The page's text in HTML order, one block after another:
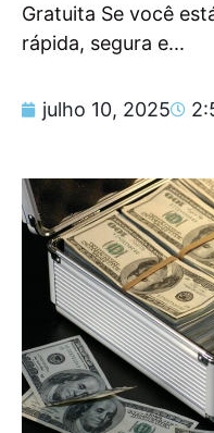
Gratuita Se você
rápida, segura e...
julho 10, 2025